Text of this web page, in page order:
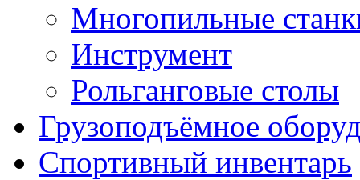
Многопильные
Инструмент
Рольганговые столы
Грузоподъёмное
Спортивный инвентарь